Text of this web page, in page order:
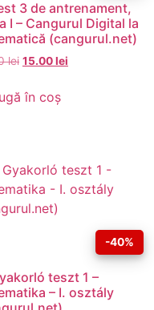
3 de antrenament,
I – Cangurul Digital la
(cangurul.net)
lei 15.00lei
în coș
-40%
teszt 1 –
– I. osztály